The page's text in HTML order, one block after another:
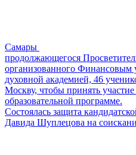
Самары
продолжающегося
организованного Финансовым
духовной академией, 46
Москву, чтобы принять
образовательной программе.
Состоялась защита
Давида Шуплецова на